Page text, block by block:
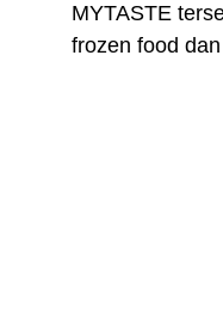
MYTASTE
frozen food dan